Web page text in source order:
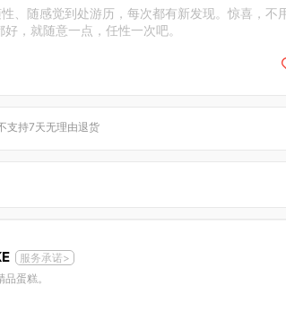
、随感觉到处游历，每次都有新发现。惊喜，不
，就随意一点，任性一次吧。
支持7天无理由退货
服务承诺>
蛋糕。